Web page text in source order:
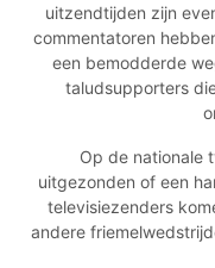
uitzendtijden zijn
commentatoren
een bemodderde
taludsupporters
Op de nationale
uitgezonden of een
televisiezenders
andere